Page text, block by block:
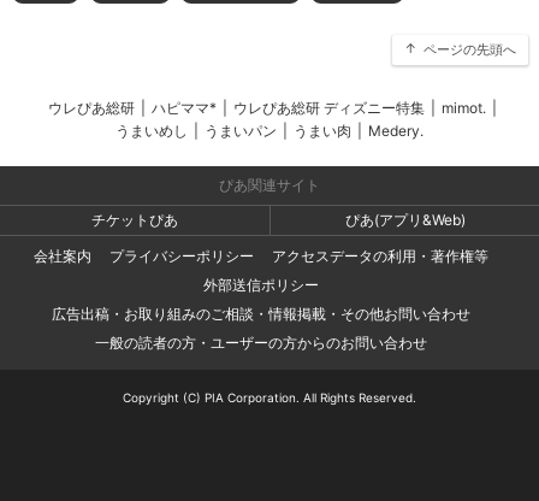
ページの先頭へ
ウレぴあ総研 ハピママ* ウレぴあ総研 ディズニー特集 mimot.
うまいめし
うまいパン うまい肉 Medery.
ぴあ関連サイト
チケットぴあ
ぴあ(アプリ&Web)
会社案内
プライバシーポリシー
アクセスデータの利用・著作権等
外部送信ポリシー
広告出稿・お取り組みのご相談・情報掲載・その他お問い合わせ
一般の読者の方・ユーザーの方からのお問い合わせ
Copyright (C) PIA Corporation. All Rights Reserved.